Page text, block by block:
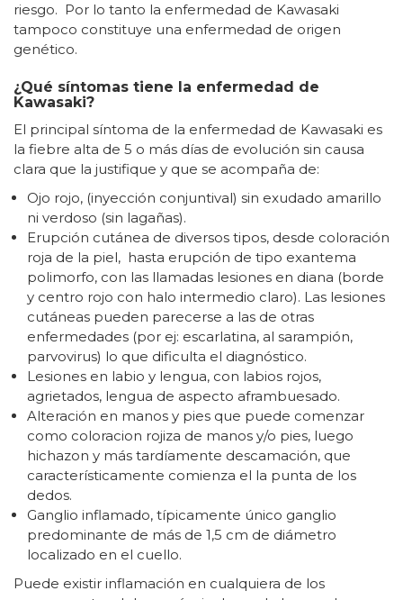
riesgo. Por lo tanto la enfermedad de Kawasaki
tampoco constituye una enfermedad de origen
genético.
¿Qué síntomas tiene la enfermedad de
Kawasaki?
El principal síntoma de la enfermedad de Kawasaki es
la fiebre alta de 5 o más días de evolución sin causa
clara que la justifique y que se acompaña de:
Ojo rojo, (inyección conjuntival) sin exudado amarillo
ni verdoso (sin lagañas).
Erupción cutánea de diversos tipos, desde coloración
roja de la piel, hasta erupción de tipo exantema
polimorfo, con las llamadas lesiones en diana (borde
y centro rojo con halo intermedio claro). Las lesiones
cutáneas pueden parecerse a las de otras
enfermedades (por ej: escarlatina, al sarampión,
parvovirus) lo que dificulta el diagnóstico.
Lesiones en labio y lengua, con labios rojos,
agrietados, lengua de aspecto aframbuesado.
Alteración en manos y pies que puede comenzar
como coloracion rojiza de manos y/o pies, luego
hichazon y más tardíamente descamación, que
característicamente comienza el la punta de los
dedos.
Ganglio inflamado, típicamente único ganglio
predominante de más de 1,5 cm de diámetro
localizado en el cuello.
Puede existir inflamación en cualquiera de los